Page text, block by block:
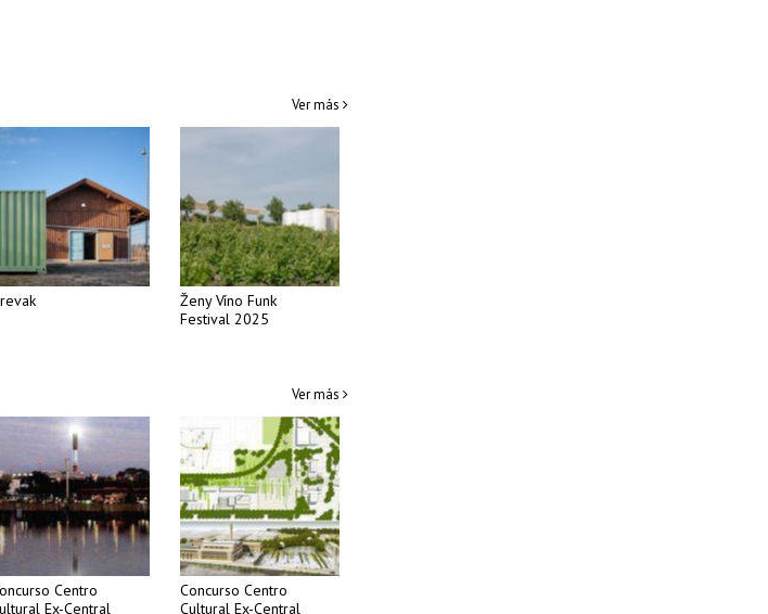
Ver más
Ženy Víno Funk
Festival 2025
Ver más
Centro
Ex-Central
Concurso Centro
Cultural Ex-Central